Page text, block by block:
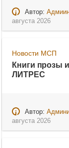
Автор:
августа 2026
Новости МСП
Книги прозы
ЛИТРЕС
Автор:
августа 2026